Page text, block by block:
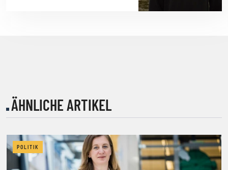
ÄHNLICHE ARTIKEL
POLITIK